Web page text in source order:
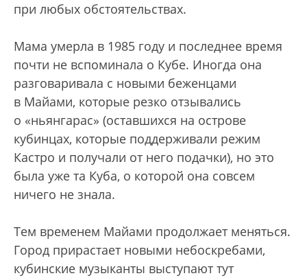
при любых обстоятельствах.
Мама умерла в 1985 году и последнее время
почти не вспоминала о Кубе. Иногда она
разговаривала с новыми беженцами
в Майами, которые резко отзывались
о «ньянгарас» (оставшихся на острове
кубинцах, которые поддерживали режим
Кастро и получали от него подачки), но это
была уже та Куба, о которой она совсем
ничего не знала.
Тем временем Майами продолжает меняться.
Город прирастает новыми небоскребами,
кубинские музыканты выступают тут